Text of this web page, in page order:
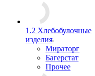
1.2 Хлебобулочные
изделия
Мираторг
Багерстат
Прочее